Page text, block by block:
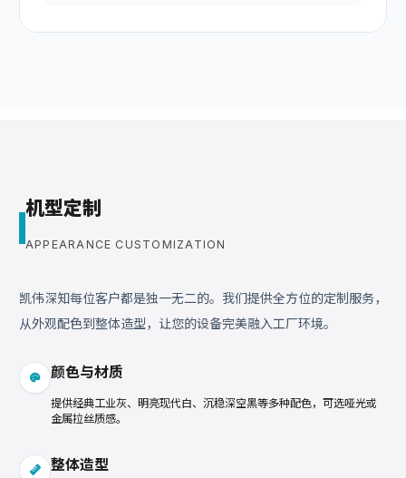
机型定制
APPEARANCE CUSTOMIZATION
凯伟深知每位客户都是独一无二的。我们提供全方位的定制服务，
从外观配色到整体造型，让您的设备完美融入工厂环境。
颜色与材质
提供经典工业灰、明亮现代白、沉稳深空黑等多种配色，可选哑光或
金属拉丝质感。
整体造型